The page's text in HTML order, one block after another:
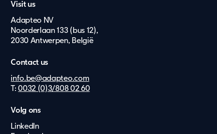
Lietuvių
Eesti Keel
Suomi
Dansk
Norsk
Deutsch
Svenska
English
Zorg en gezondheid
Ouderenzorg
Wonen
Bouw & Industrie
Extra's
Visit us
Adapteo NV
Noorderlaan 133 (bus 12),
2030 Antwerpen, België
Contact us
info.be@adapteo.com
T:0032 (0)3/808 02 60
Volg ons
LinkedIn